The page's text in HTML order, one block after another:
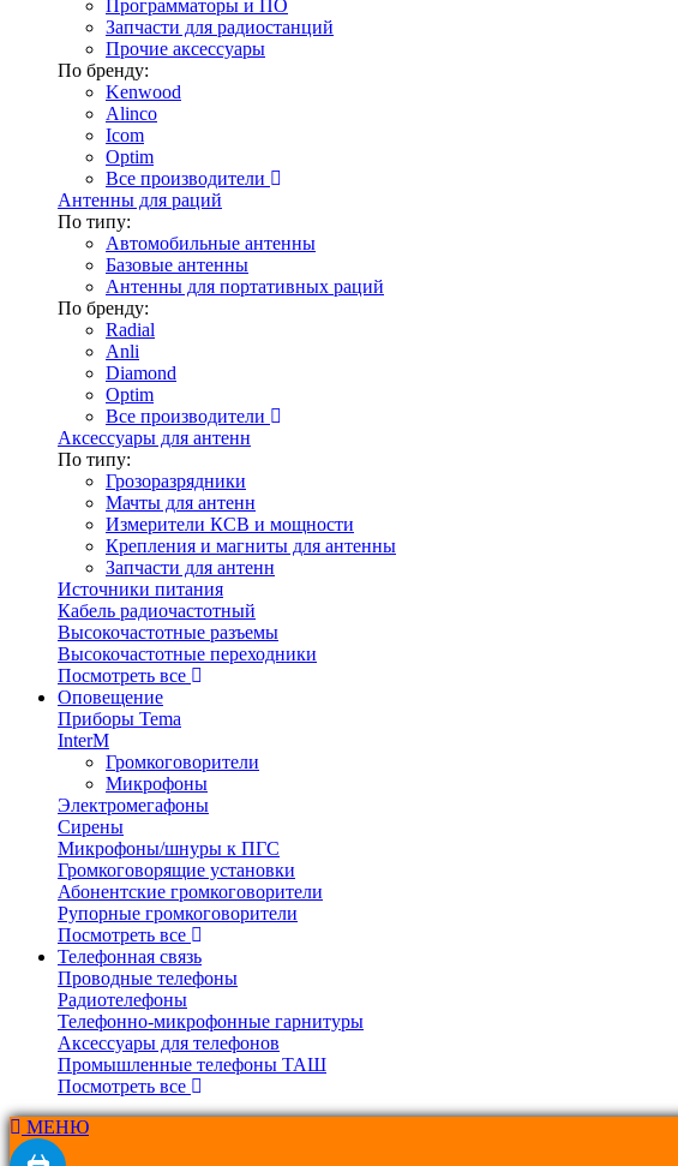
Программаторы и ПО
Запчасти для радиостанций
Прочие аксессуары
По бренду:
Kenwood
Alinco
Icom
Optim
Все производители
Антенны для раций
По типу:
Автомобильные антенны
Базовые антенны
Антенны для портативных раций
По бренду:
Radial
Anli
Diamond
Optim
Все производители
Аксессуары для антенн
По типу:
Грозоразрядники
Мачты для антенн
Измерители КСВ и мощности
Крепления и магниты для антенны
Запчасти для антенн
Источники питания
Кабель радиочастотный
Высокочастотные разъемы
Высокочастотные переходники
Посмотреть все
Оповещение
Приборы Tema
InterM
Громкоговорители
Микрофоны
Электромегафоны
Сирены
Микрофоны/шнуры к ПГС
Громкоговорящие установки
Абонентские громкоговорители
Рупорные громкоговорители
Посмотреть все
Телефонная связь
Проводные телефоны
Радиотелефоны
Телефонно-микрофонные гарнитуры
Аксессуары для телефонов
Промышленные телефоны ТАШ
Посмотреть все
МЕНЮ